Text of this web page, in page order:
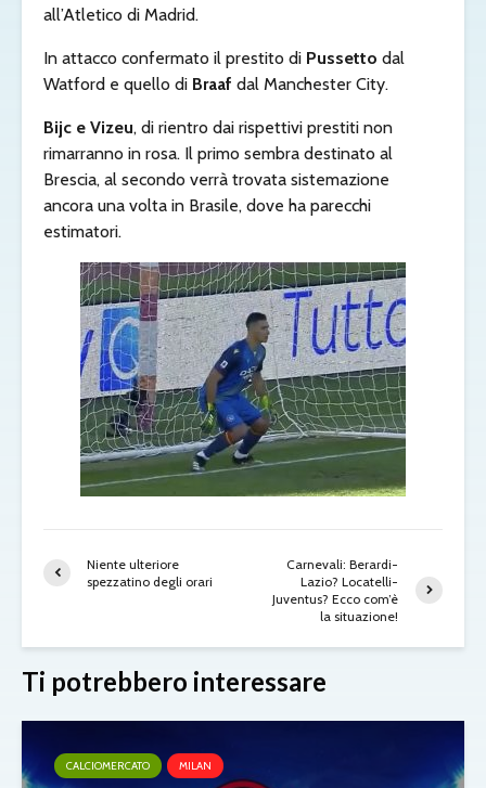
all’Atletico di Madrid.
In attacco confermato il prestito di Pussetto dal
Watford e quello di Braaf dal Manchester City.
Bijc e Vizeu, di rientro dai rispettivi prestiti non
rimarranno in rosa. Il primo sembra destinato al
Brescia, al secondo verrà trovata sistemazione
ancora una volta in Brasile, dove ha parecchi
estimatori.
Niente ulteriore
spezzatino degli orari
Carnevali: Berardi-
Lazio? Locatelli-
Juventus? Ecco com’è
la situazione!
Ti potrebbero interessare
CALCIOMERCATO MILAN